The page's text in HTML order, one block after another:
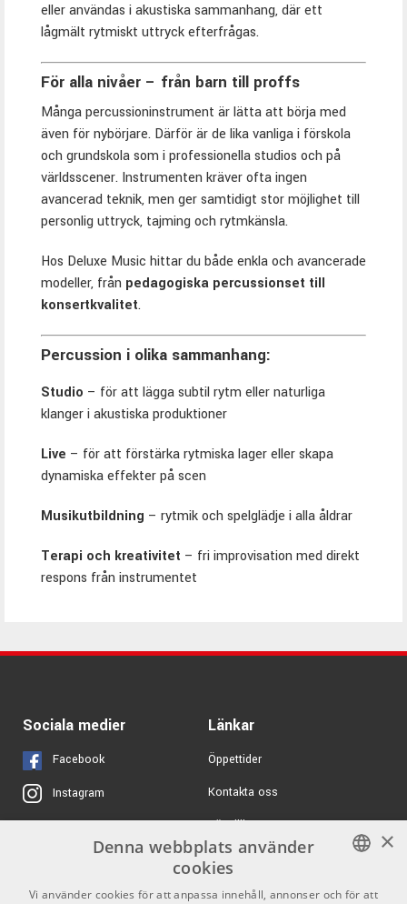
eller användas i akustiska sammanhang, där ett
lågmält rytmiskt uttryck efterfrågas.
För alla nivåer – från barn till proffs
Många percussioninstrument är lätta att börja med
även för nybörjare. Därför är de lika vanliga i förskola
och grundskola som i professionella studios och på
världsscener. Instrumenten kräver ofta ingen
avancerad teknik, men ger samtidigt stor möjlighet till
personlig uttryck, tajming och rytmkänsla.
Hos Deluxe Music hittar du både enkla och avancerade
modeller, från pedagogiska percussionset till
konsertkvalitet.
Percussion i olika sammanhang:
Studio – för att lägga subtil rytm eller naturliga
klanger i akustiska produktioner
Live – för att förstärka rytmiska lager eller skapa
dynamiska effekter på scen
Musikutbildning – rytmik och spelglädje i alla åldrar
Terapi och kreativitet – fri improvisation med direkt
respons från instrumentet
Sociala medier
Facebook
Instagram
X
Youtube
TikTok
Länkar
Öppettider
Kontakta oss
Köpvillkor
Butiken
Varumärken
SWEDISH
×
Denna webbplats använder
cookies
Vi använder cookies för att anpassa innehåll, annonser och för att